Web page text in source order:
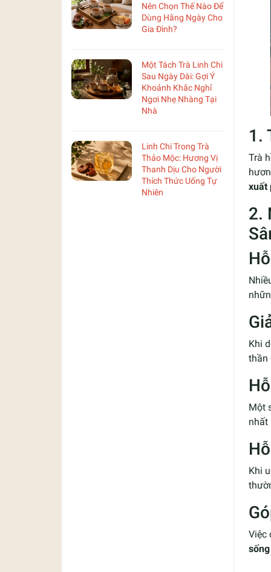
Nên Chọn Thế Nào Để
Dùng Hằng Ngày Cho
Gia Đình?
Một Tách Trà Linh Chi
Sau Ngày Dài: Gợi Ý
Khoảnh Khắc Nghỉ
Ngơi Nhẹ Nhàng Tại
Nhà
Linh Chi Trong Trà
Thảo Mộc: Hương Vị
Thanh Dịu Cho Người
Thích Thức Uống Tự
Nhiên
1.
Trà
xuất
2.
Khi
thần
Một
nhất
Khi
Việc